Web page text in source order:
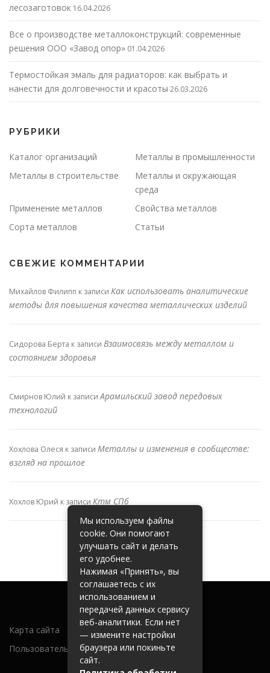
лесозаготовок 16.04.2026
Все о производстве металлоконструкций: современные
решения ООО «Завод опор» 01.04.2026
Термостойкая эмаль для радиаторов: как выбрать и
нанести для долговечности и красоты 26.03.2026
РУБРИКИ
Каталог организаций
Металлы в промышленности
Металлы в строительстве
Металлы и окружающая
среда
Применение металлов
Свойства металлов
Сорта металлов
Статьи
СВЕЖИЕ КОММЕНТАРИИ
Михайлов Филипп к записи Как использовать аналитические
методы для повышения качества металлических изделий
Сидорова Берта к записи Взаимосвязь между металлом и
состоянием здоровья
Смирнов Юлий к записиАрамильский завод передовых
технологий
Хохлова Олеся к записи Металлы и изменения в сообществе:
взгляд на прошлое
Хохлов Юрий к записи Ктм СПб
Карта сайта
Пользовательское соглашение
Мы используем файлы
cookie. Они помогают
улучшать сайт и делать
его удобнее.
Нажимая «Принять», вы
соглашаетесь с их
использованием и
передачей данных сервису
веб-аналитики. Если нет
— измените настройки
браузера или покиньте
сайт.